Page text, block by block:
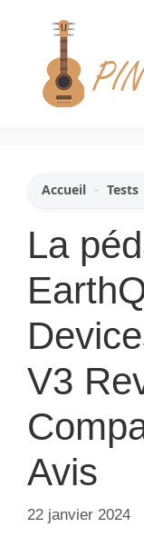
contenu
Accueil - Tests
La
V3
Avis
22 janvier 2024